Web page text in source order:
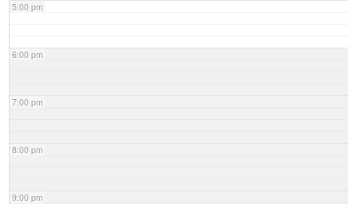
5:00 pm
6:00 pm
7:00 pm
8:00 pm
9:00 pm